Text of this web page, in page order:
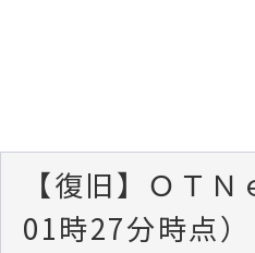
【復旧】ＯＴ
01時27分時点）